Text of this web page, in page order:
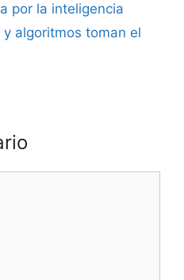
por la inteligencia
algoritmos toman el